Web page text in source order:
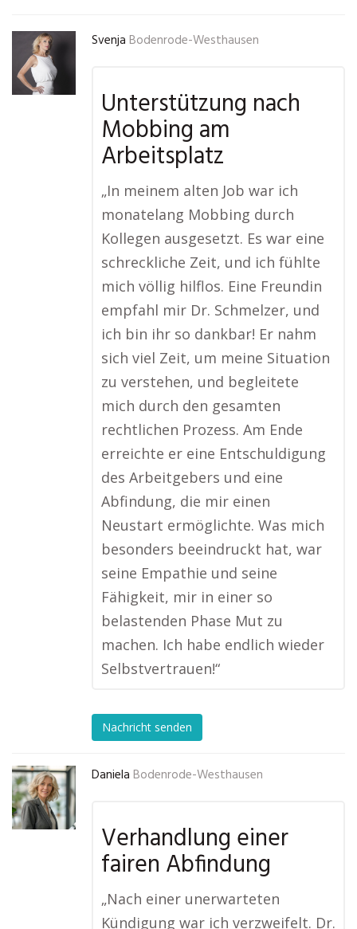
Svenja Bodenrode-Westhausen
Unterstützung nach
Mobbing am
Arbeitsplatz
„In meinem alten Job war ich
monatelang Mobbing durch
Kollegen ausgesetzt. Es war eine
schreckliche Zeit, und ich fühlte
mich völlig hilflos. Eine Freundin
empfahl mir Dr. Schmelzer, und
ich bin ihr so dankbar! Er nahm
sich viel Zeit, um meine Situation
zu verstehen, und begleitete
mich durch den gesamten
rechtlichen Prozess. Am Ende
erreichte er eine Entschuldigung
des Arbeitgebers und eine
Abfindung, die mir einen
Neustart ermöglichte. Was mich
besonders beeindruckt hat, war
seine Empathie und seine
Fähigkeit, mir in einer so
belastenden Phase Mut zu
machen. Ich habe endlich wieder
Selbstvertrauen!“
Nachricht senden
Daniela Bodenrode-Westhausen
Verhandlung einer
fairen Abfindung
„Nach einer unerwarteten
Kündigung war ich verzweifelt. Dr.